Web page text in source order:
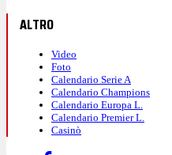
ALTRO
Video
Foto
Calendario Serie A
Calendario Champions
Calendario Europa L.
Calendario Premier L.
Casinò